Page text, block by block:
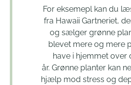
For eksemepl kan du
fra Hawaii Gartneriet,
og sælger grønne
blevet mere og mere
have i hjemmet over
år. Grønne planter kan
hjælp mod stress og